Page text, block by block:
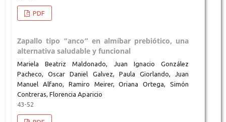
PDF
Zapallo tipo “anco” en almíbar prebiótico, una
alternativa saludable y funcional
Mariela Beatriz Maldonado, Juan Ignacio González
Pacheco, Oscar Daniel Galvez, Paula Giorlando, Juan
Manuel Alfano, Ramiro Meirer, Oriana Ortega, Simón
Contreras, Florencia Aparicio
43-52